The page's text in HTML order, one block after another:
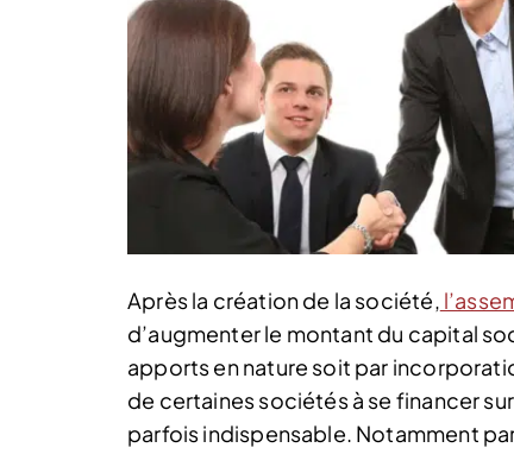
Après la création de la société,
d’augmenter le montant du capital
apports en nature soit par
de certaines sociétés à se financer
parfois indispensable. Notamment